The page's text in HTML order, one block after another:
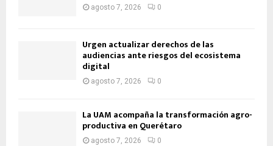
agosto 7, 2026 0
Urgen actualizar derechos de las
audiencias ante riesgos del ecosistema
digital
agosto 7, 2026 0
La UAM acompaña la transformación agro-
productiva en Querétaro
agosto 7, 2026 0